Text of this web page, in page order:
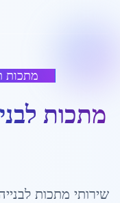
מתכות
מתכות
שירותי מתכות